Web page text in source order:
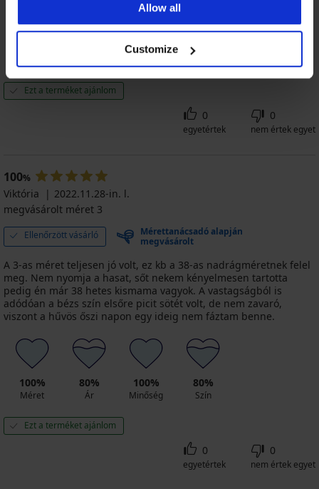
Allow all
Customize
100% 100%
Ezt a terméket ajánlom
0
egyetértek
0
nem értek egyet
100%
Viktória
2022.11.28-in. l.
megvásárolt méret 3
Ellenőrzött vásárló
Mérettanácsadó alapján
megvásárolt
A 3-as méret teljesen jó volt, ez kb a 38-as nadrágméretnek felel
meg. Nem nyomja a hasat, sőt nekem kényelmesen tartotta
pedig én már 38 hetes kismama vagyok. A vastagságból is
adódóan a bézs szín elsőre picit sötét volt, de nem zavaró,
viszont a hűvös őszi napon egy ideig nem fáztam benne.
100%
Méret
80%
Ár
100%
Minőség
80%
Szín
Ezt a terméket ajánlom
0
egyetértek
0
nem értek egyet